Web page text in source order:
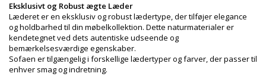
Eksklusivt og Robust ægte Læder
Læderet er en eksklusiv og robust lædertype, der tilføjer elegance
og holdbarhed til din møbelkollektion. Dette naturmaterialer er
kendetegnet ved dets autentiske udseende og
bemærkelsesværdige egenskaber.
Sofaen er tilgængelig i forskellige lædertyper og farver, der passer til
enhver smag og indretning.